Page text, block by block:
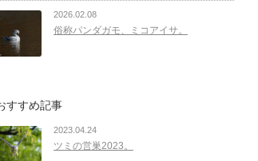
2026.02.08
俗称パンダガモ、ミコアイサ。
すすめ記事
2023.04.24
ツミの営巣2023。